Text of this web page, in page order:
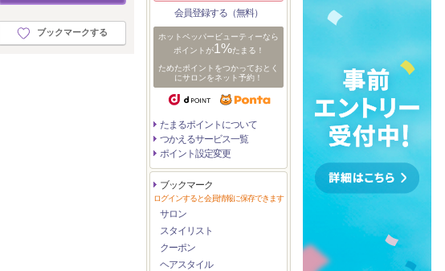
ブックマークする
会員登録する（無料）
ホットペッパービューティーなら
ポイントが1%たまる！
ためたポイントをつかっておとく
にサロンをネット予約！
たまるポイントについて
つかえるサービス一覧
ポイント設定変更
ブックマーク
ログインすると会員情報に保存できます
サロン
スタイリスト
クーポン
ヘアスタイル